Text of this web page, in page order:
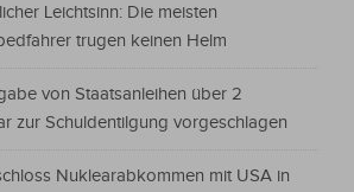
Leichtsinn: Die meisten
trugen keinen Helm
von Staatsanleihen über 2
zur Schuldentilgung vorgeschlagen
Nuklearabkommen mit USA in